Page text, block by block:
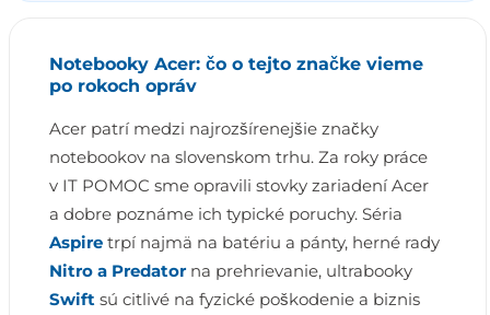
Notebooky Acer: čo o tejto značke vieme
po rokoch opráv
Acer patrí medzi najrozšírenejšie značky
notebookov na slovenskom trhu. Za roky práce
v IT POMOC sme opravili stovky zariadení Acer
a dobre poznáme ich typické poruchy. Séria
Aspire trpí najmä na batériu a pánty, herné rady
Nitro a Predatorna prehrievanie, ultrabooky
Swift sú citlivé na fyzické poškodenie a biznis